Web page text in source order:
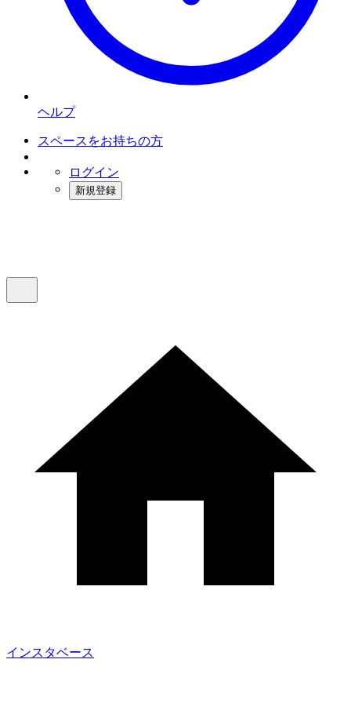
ヘルプ
スペースをお持ちの方
ログイン
新規登録
インスタベース